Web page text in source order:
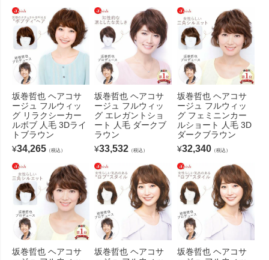
坂巻哲也 ヘアコサ
ージュ フルウィッ
グ リラクシーカー
ルボブ 人毛 3Dライ
トブラウン
¥34,265 （税込）
坂巻哲也 ヘアコサ
ージュ フルウィッ
グ エレガントショ
ート 人毛 ダークブ
ラウン
¥33,532 （税込）
坂巻哲也 ヘアコサ
ージュ フルウィッ
グ フェミニンカー
ルショート 人毛 3D
ダークブラウン
¥32,340（税込）
坂巻哲也 ヘアコサ
坂巻哲也 ヘアコサ
坂巻哲也 ヘアコサ